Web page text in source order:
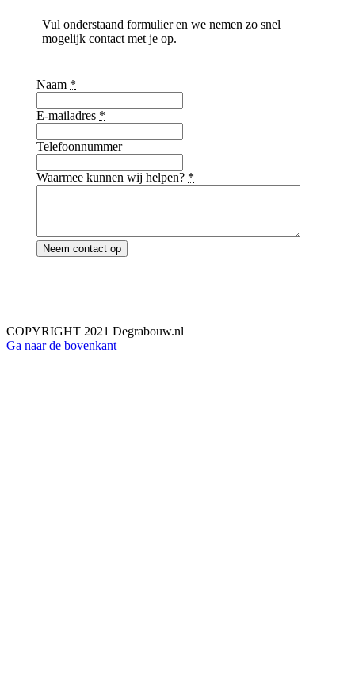
Vul onderstaand formulier en we nemen zo snel
mogelijk contact met je op.
Naam *
E-mailadres *
Telefoonnummer
Waarmee kunnen wij helpen? *
Neem contact op
COPYRIGHT 2021 Degrabouw.nl
Ga naar de bovenkant